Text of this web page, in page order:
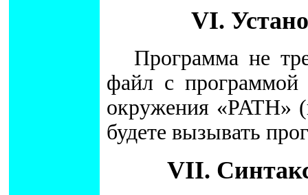
VI.
Программа не
файл с программой
окружения «PATH»
будете вызывать
VII.